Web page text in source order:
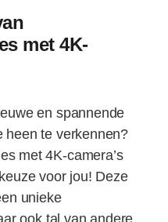
met 4K-
en spannende
heen te verkennen?
met 4K-camera’s
voor jou! Deze
unieke
ook tal van andere